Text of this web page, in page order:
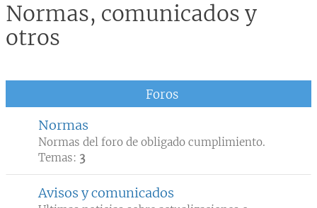
Normas, comunicados y
otros
Foros
Normas
Normas del foro de obligado cumplimiento.
Temas: 3
Avisos y comunicados